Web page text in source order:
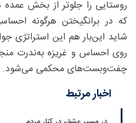
روستایی را جلوتر از بخش عمده
که در برانگیختن هرگونه
شاید این‌بار هم این استراتژی
روی احساس و غریزه به‌ندرت
چفت‌وبست‌های محکمی می‌شود.
اخبار مرتبط